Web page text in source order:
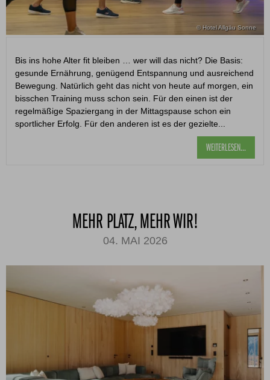
© Hotel Allgäu Sonne
Bis ins hohe Alter fit bleiben … wer will das nicht? Die Basis:
gesunde Ernährung, genügend Entspannung und ausreichend
Bewegung. Natürlich geht das nicht von heute auf morgen, ein
bisschen Training muss schon sein. Für den einen ist der
regelmäßige Spaziergang in der Mittagspause schon ein
sportlicher Erfolg. Für den anderen ist es der gezielte...
WEITERLESEN...
MEHR PLATZ, MEHR WIR!
04. MAI 2026